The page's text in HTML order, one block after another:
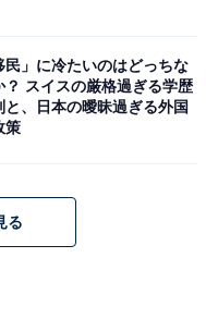
民」に冷たいのはどっちな
？ スイスの厳格過ぎる学歴
と、日本の曖昧過ぎる外国
策
る